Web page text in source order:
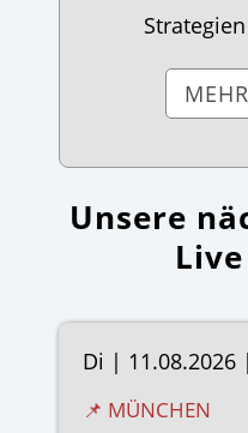
Unsere
Di | 11.08.2026 |
📌 MÜNCHEN